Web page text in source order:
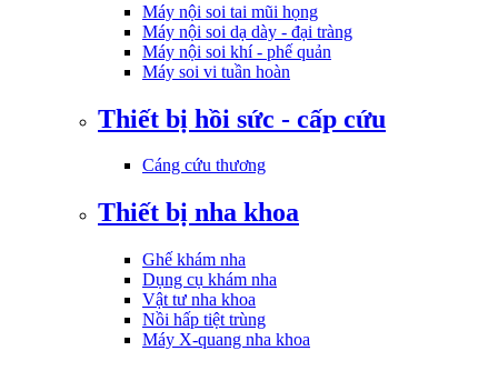
Máy nội soi tai mũi họng
Máy nội soi dạ dày - đại tràng
Máy nội soi khí - phế quản
Máy soi vi tuần hoàn
Thiết bị hồi sức - cấp cứu
Cáng cứu thương
Thiết bị nha khoa
Ghế khám nha
Dụng cụ khám nha
Vật tư nha khoa
Nồi hấp tiệt trùng
Máy X-quang nha khoa